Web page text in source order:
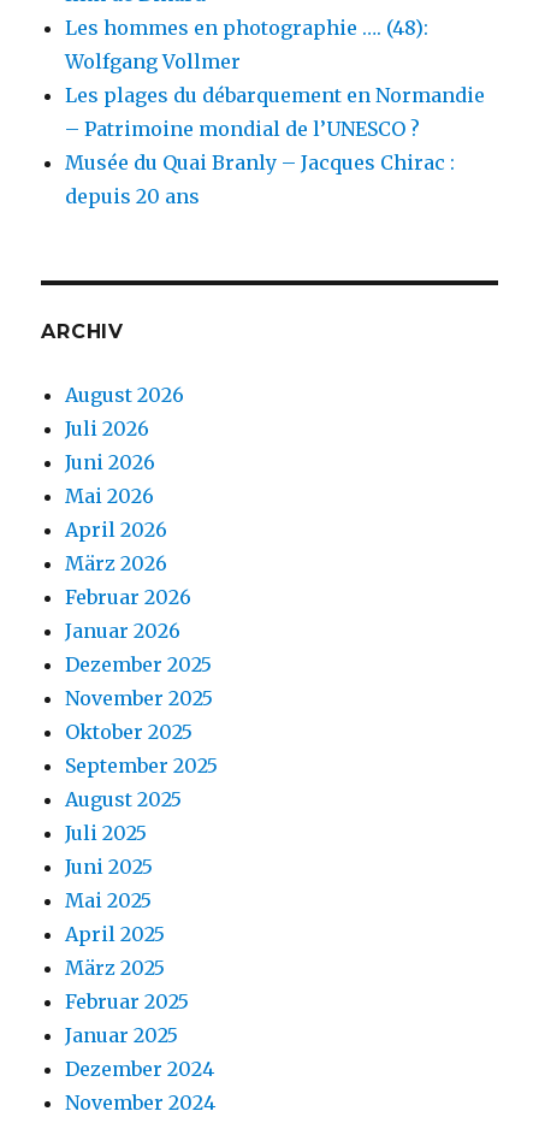
Les hommes en photographie …. (48):
Wolfgang Vollmer
Les plages du débarquement en Normandie
– Patrimoine mondial de l’UNESCO ?
Musée du Quai Branly – Jacques Chirac :
depuis 20 ans
ARCHIV
August 2026
Juli 2026
Juni 2026
Mai 2026
April 2026
März 2026
Februar 2026
Januar 2026
Dezember 2025
November 2025
Oktober 2025
September 2025
August 2025
Juli 2025
Juni 2025
Mai 2025
April 2025
März 2025
Februar 2025
Januar 2025
Dezember 2024
November 2024